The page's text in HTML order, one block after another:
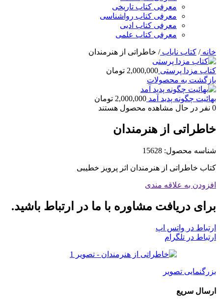
معرفی کتاب تاریخی
معرفی کتاب رواشناسی
معرفی کتاب ادبی
معرفی کتاب علمی
خانه/ کتاب نایاب/ خاطراتی از هنرمندان
کتاب مزدا پرستی 2,000,000 تومان
بازگشت به محصولات
بهائیت چگونه پدید آمد 2,000,000 تومان
0 نفر در حال مشاهده محصول هستند
خاطراتی از هنرمندان
شناسه محصول: 15628
کتاب خاطراتی از هنرمندان اثر پرویز خطیبی
افزودن به علاقه مندی
برای دریافت مشاوره با ما در ارتباط باشید.
ارتباط در واتس اپ
ارتباط در تلگرام
بزرگنمایی تصویر
ارسال سریع